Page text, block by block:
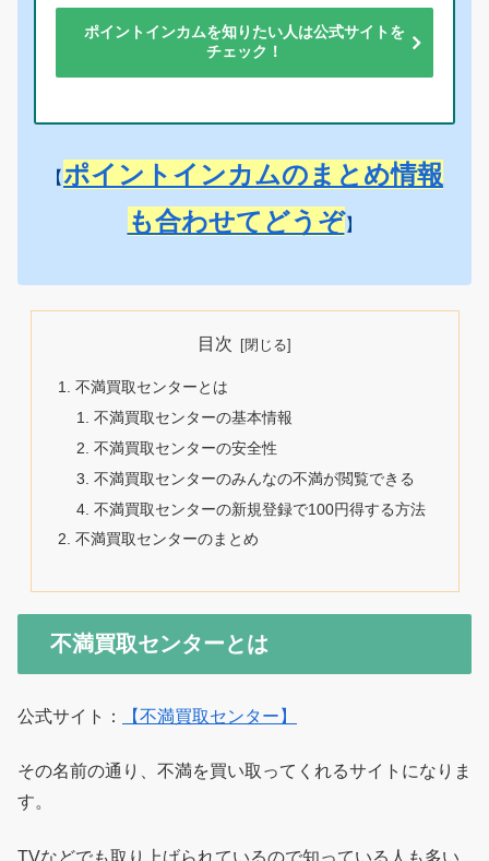
ポイントインカムを知りたい人は公式サイトを
チェック！
【ポイントインカムのまとめ情報
も合わせてどうぞ 】
目次
不満買取センターとは
不満買取センターの基本情報
不満買取センターの安全性
不満買取センターのみんなの不満が閲覧できる
不満買取センターの新規登録で100円得する方法
不満買取センターのまとめ
不満買取センターとは
公式サイト： 【不満買取センター】
その名前の通り、不満を買い取ってくれるサイトになりま
す。
TVなどでも取り上げられているので知っている人も多い